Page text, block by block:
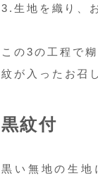
3.生地を織り、
この3の工程で
紋が入ったお召
黒紋付
黒い無地の生